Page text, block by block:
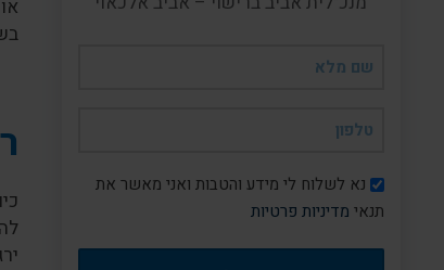
דיוורנא לשלוח לי מידע והטבות ואני מאשר את
תנאי מדיניות פרטיות